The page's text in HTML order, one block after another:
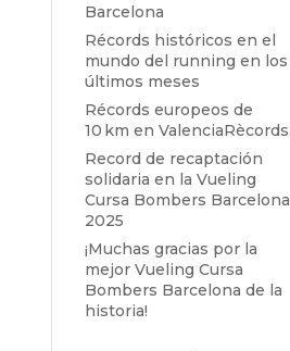
Barcelona
Récords históricos en el
mundo del running en los
últimos meses
Récords europeos de
10 km en ValenciaRècords
Record de recaptación
solidaria en la Vueling
Cursa Bombers Barcelona
2025
¡Muchas gracias por la
mejor Vueling Cursa
Bombers Barcelona de la
historia!